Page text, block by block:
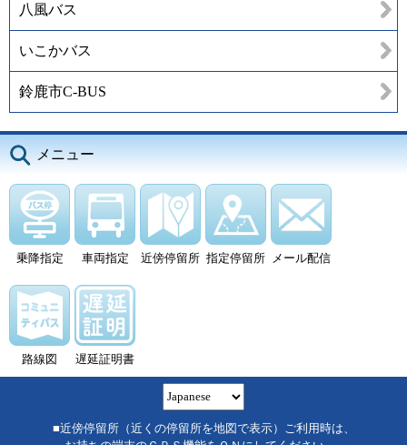
八風バス
いこかバス
鈴鹿市C-BUS
メニュー
乗降指定 車両指定 近傍停留所 指定停留所 メール配信
路線図 遅延証明書
■近傍停留所（近くの停留所を地図で表示）ご利用時は、